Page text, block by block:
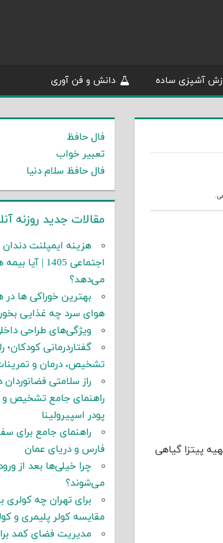
آشپزی ساده دانش و فن آوری
.
پیتزا گیاهی
فال حافظ
تعبیر خواب
فال حافظ سلام دنیا
مقالات جدید روزنه
هزینه ایمپلنت دندان
اجتماعی 1405 |
می‌دهد؟
بهترین خوراکی ها در
هوای سرد چه غذایی
ویژگی‌های طراحی
گفتاردرمانی کودکان؛
تشخیص، درمان و
راز سلامتی
راهنمای جامع تشخیص و
پودر اسپیرولینا
راهنمای جامع برای
فارس و دریای عمان
چرا خیلی‌ها بعد از
می‌شوند؟
برای تهران چه کولری
مقایسه کولر پلیمری و
مدیریت فضای کمد